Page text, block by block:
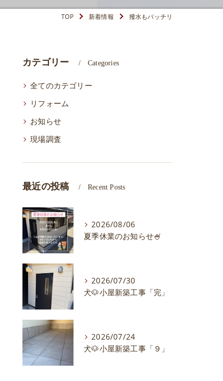
TOP 新着情報 撥水もバッチリ
カテゴリー Categories
全てのカテゴリー
リフォーム
お知らせ
現場調査
最近の投稿 Recent Posts
2026/08/06
夏季休業のお知らせ🍧
2026/07/30
犬🐶小屋新築工事「完」
2026/07/24
犬🐶小屋新築工事「９」